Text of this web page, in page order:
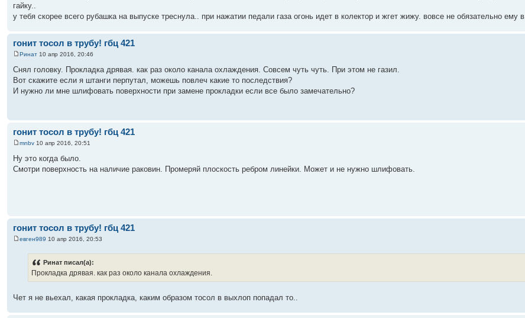
гайку..
у тебя скорее всего рубашка на выпуске треснула.. при нажатии педали газа огонь идет в колектор и жгет жижу. вовсе не обязательно ему
гонит тосол в трубу! гбц 421
Ринат 10 апр 2016, 20:46
Снял головку. Прокладка дрявая. как раз около канала охлаждения. Совсем чуть чуть. При этом не газил.
Вот скажите если я штанги перпутал, можешь повлеч какие то последствия?
И нужно ли мне шлифовать поверхности при замене прокладки если все было замечательно?
гонит тосол в трубу! гбц 421
mnbv 10 апр 2016, 20:51
Ну это когда было.
Смотри поверхность на наличие раковин. Промеряй плоскость ребром линейки. Может и не нужно шлифовать.
гонит тосол в трубу! гбц 421
евген989 10 апр 2016, 20:53
Ринат писал(а):
Прокладка дрявая. как раз около канала охлаждения.
Чет я не вьехал, какая прокладка, каким образом тосол в выхлоп попадал то..